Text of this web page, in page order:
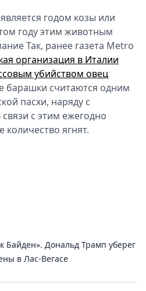
годом козы или
году этим животным
Так, ранее газета Metro
организация в Италии
убийством овец
барашки считаются одним
пасхи, наряду с
с этим ежегодно
количество ягнят.
Байден». Дональд Трамп уберег
в Лас-Вегасе